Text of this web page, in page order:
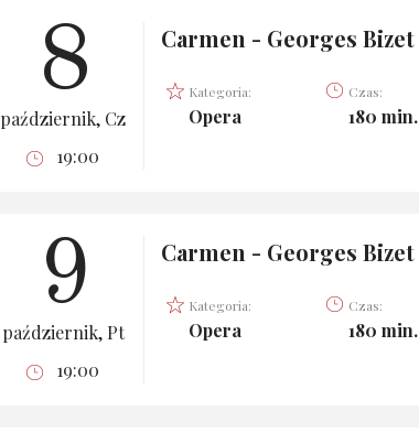
8
październik, Cz
19:00
Carmen - Georges Bizet
Kategoria:
Opera
Czas:
180 min.
9
październik, Pt
19:00
Carmen - Georges Bizet
Kategoria:
Opera
Czas:
180 min.